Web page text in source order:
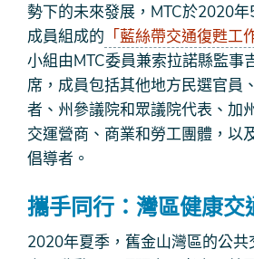
勢下的未來發展，MTC於2020
成員組成的 「藍絲帶交通復甦工
小組由MTC委員兼索拉諾縣監事
席，成員包括其他地方民選官員
者、州參議院和眾議院代表、加
交運營商、商業和勞工團體，以
倡導者。
攜手同行：灣區健康交
2020年夏季，舊金山灣區的公